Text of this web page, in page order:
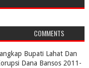
COMMENTS
Bupati Lahat Dan
Dana Bansos 2011-